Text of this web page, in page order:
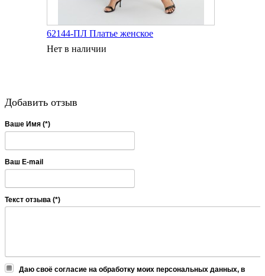
62144-ПЛ Платье женское
Нет в наличии
Добавить отзыв
Ваше Имя (*)
Ваш E-mail
Текст отзыва (*)
Даю своё согласие на обработку моих персональных данных, в